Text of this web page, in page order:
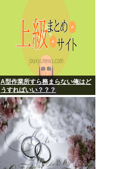
A型作業所すら務まらない俺はど
うすればいい？？？